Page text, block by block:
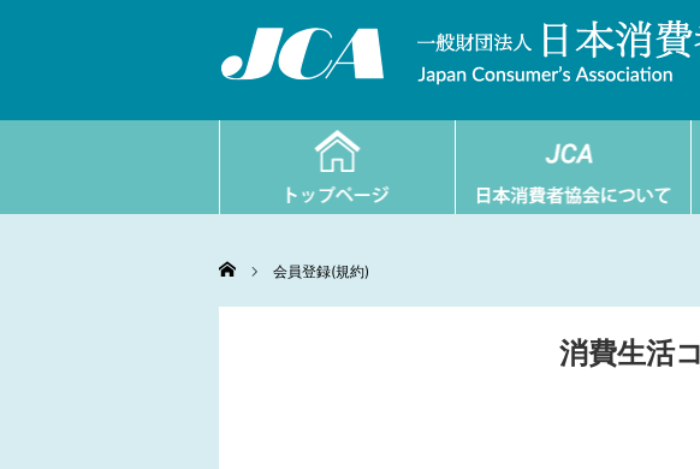
Home 会員登録(規約)
消費生活